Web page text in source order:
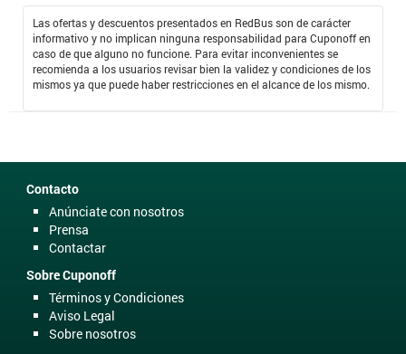
Las ofertas y descuentos presentados en RedBus son de carácter
informativo y no implican ninguna responsabilidad para Cuponoff en
caso de que alguno no funcione. Para evitar inconvenientes se
recomienda a los usuarios revisar bien la validez y condiciones de los
mismos ya que puede haber restricciones en el alcance de los mismo.
Contacto
Anúnciate con nosotros
Prensa
Contactar
Sobre Cuponoff
Términos y Condiciones
Aviso Legal
Sobre nosotros